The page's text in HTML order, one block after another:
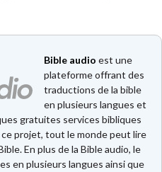
Bible audio est une
plateforme offrant des
traductions de la bible
en plusieurs langues et
gratuites services bibliques
projet, tout le monde peut lire
En plus de la Bible audio, le
en plusieurs langues ainsi que